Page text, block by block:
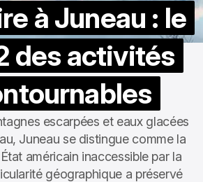
à Juneau : le
des activités
escarpées et eaux glacées
Juneau se distingue comme la
américain inaccessible par la
géographique a préservé